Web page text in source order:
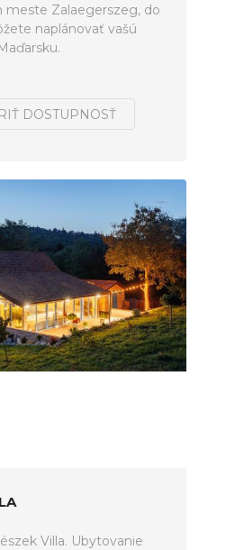
meste Zalaegerszeg, do
naplánovať vašú
DOSTUPNOSŤ
Villa. Ubytovanie